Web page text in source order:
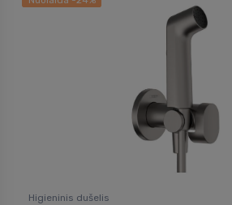
Higieninis dušelis